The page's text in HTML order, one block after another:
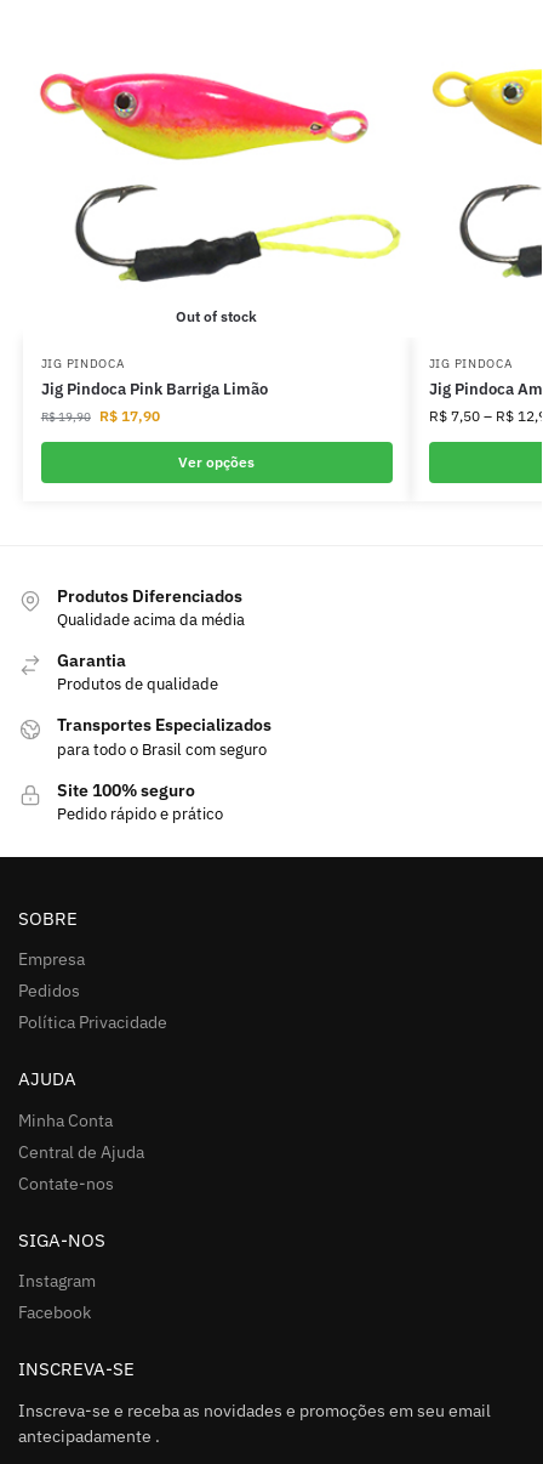
Out of stock
JIG PINDOCA
Jig Pindoca Pink Barriga Limão
R$19,90 R$17,90
Ver opções
JIG PINDOCA
Jig Pindoca
R$7,50 – R$
Produtos Diferenciados
Qualidade acima da média
Garantia
Produtos de qualidade
Transportes Especializados
para todo o Brasil com seguro
Site 100% seguro
Pedido rápido e prático
SOBRE
Empresa
Pedidos
Política Privacidade
AJUDA
Minha Conta
Central de Ajuda
Contate-nos
SIGA-NOS
Instagram
Facebook
INSCREVA-SE
Inscreva-se e receba as novidades e promoções em seu email
antecipadamente .